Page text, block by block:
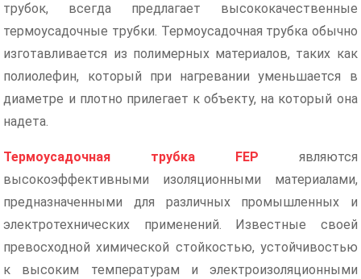
трубок, всегда предлагает высококачественные
термоусадочные трубки. Термоусадочная трубка обычно
изготавливается из полимерных материалов, таких как
полиолефин, который при нагревании уменьшается в
диаметре и плотно прилегает к объекту, на который она
надета.
Термоусадочная трубка FEP являются
высокоэффективными изоляционными материалами,
предназначенными для различных промышленных и
электротехнических применений. Известные своей
превосходной химической стойкостью, устойчивостью
к высоким температурам и электроизоляционными